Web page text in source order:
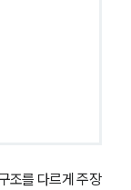
조를 다르게 주장